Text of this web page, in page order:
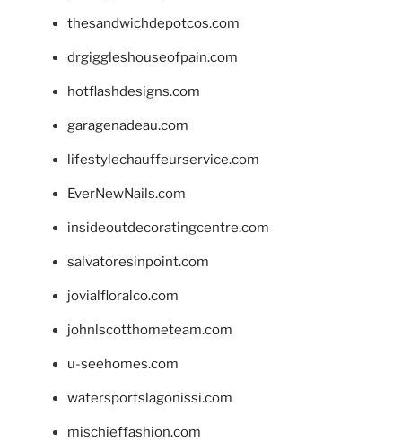
thesandwichdepotcos.com
drgiggleshouseofpain.com
hotflashdesigns.com
garagenadeau.com
lifestylechauffeurservice.com
EverNewNails.com
insideoutdecoratingcentre.com
salvatoresinpoint.com
jovialfloralco.com
johnlscotthometeam.com
u-seehomes.com
watersportslagonissi.com
mischieffashion.com